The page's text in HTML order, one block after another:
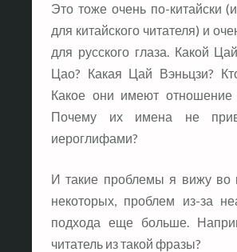
Это тоже очень по-китайски
для китайского читателя) и
для русского глаза. Какой
Цао? Какая Цай Вэньцзи?
Какое они имеют отношение
Почему их имена не
иероглифами?
И такие проблемы я вижу во
некоторых, проблем из-за
подхода еще больше.
читатель из такой фразы?